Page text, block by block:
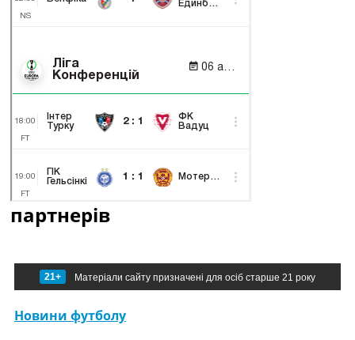
партнерів
21+ Матеріали сайту призначені для осіб старше 21 року
Новини футболу